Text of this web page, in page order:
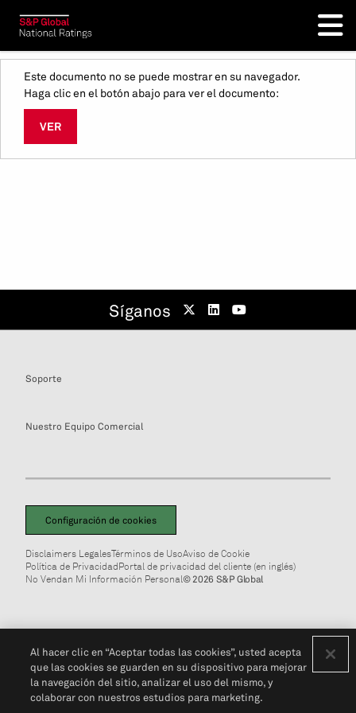
Este documento no se puede mostrar en su navegador.
Haga clic en el botón abajo para ver el documento:
VER
Síganos
Soporte
Nuestro Equipo Comercial
Configuración de cookies
Disclaimers LegalesTérminos de UsoAviso de Cookie
Política de PrivacidadPortal de privacidad del cliente (en inglés)
No Vendan Mi Información Personal© 2026 S&P Global
Al hacer clic en “Aceptar todas las cookies”, usted acepta
que las cookies se guarden en su dispositivo para mejorar
la navegación del sitio, analizar el uso del mismo, y
colaborar con nuestros estudios para marketing.